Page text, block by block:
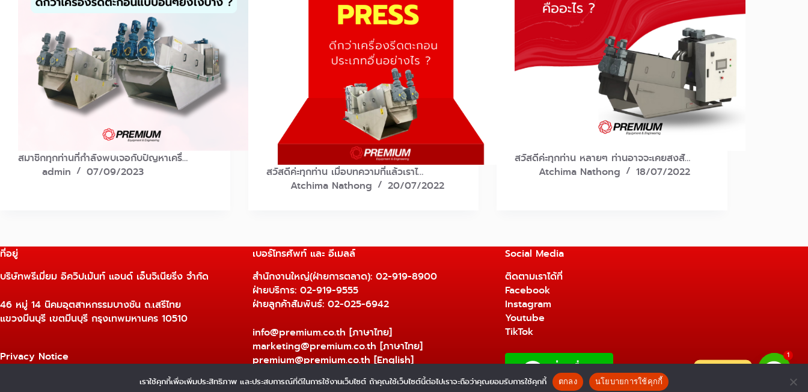
สมาชิกทุกท่านที่กำลังพบเจอกับปัญหาเครื่…
admin
07/09/2023
สวัสดีค่ะทุกท่าน เมื่อบทความที่แล้วเราไ…
Atchima Nathong
20/07/2022
สวัสดีค่ะทุกท่าน หลายๆ ท่านอาจจะเคยสงสั…
Atchima Nathong
18/07/2022
ที่อยู่
บริษัทพรีเมี่ยม อิควิปเม้นท์ แอนด์ เอ็นจิเนียริ่ง จำกัด
46 หมู่ 14 นิคมอุตสาหกรรมบางชัน ถ.เสรีไทย
แขวงมีนบุรี เขตมีนบุรี กรุงเทพมหานคร 10510
Privacy Notice
เบอร์โทรศัพท์ และ อีเมลล์
สำนักงานใหญ่(ฝ่ายการตลาด): 02-919-8900
ฝ่ายบริการ: 02-919-9555
ฝ่ายลูกค้าสัมพันธ์: 02-025-6942
info@premium.co.th [ภาษาไทย]
marketing@premium.co.th [ภาษาไทย]
premium@premium.co.th [English]
Social Media
ติดตามเราได้ที่
Facebook
Instagram
Youtube
TikTok
เราใช้คุกกี้เพื่อเพิ่มประสิทธิภาพ และประสบการณ์ที่ดีในการใช้งานเว็บไซต์ ถ้าคุณใช้เว็บไซต์นี้ต่อไปเราจะถือว่าคุณยอมรับการใช้คุกกี้ ตกลง นโยบายการใช้คุกกี้
1